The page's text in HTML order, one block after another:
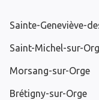
Sainte-Geneviève-
Saint-Michel-sur-
Morsang-sur-Orge
Brétigny-sur-Orge